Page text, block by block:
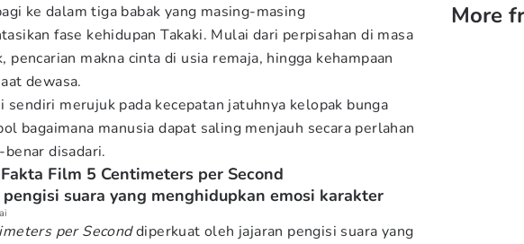
ke dalam tiga babak yang masing-masing
fase kehidupan Takaki. Mulai dari perpisahan di masa
pencarian makna cinta di usia remaja, hingga kehampaan
dewasa.
sendiri merujuk pada kecepatan jatuhnya kelopak bunga
bagaimana manusia dapat saling menjauh secara perlahan
disadari.
Film 5 Centimeters per Second
suara yang menghidupkan emosi karakter
per Seconddiperkuat oleh jajaran pengisi suara yang
More